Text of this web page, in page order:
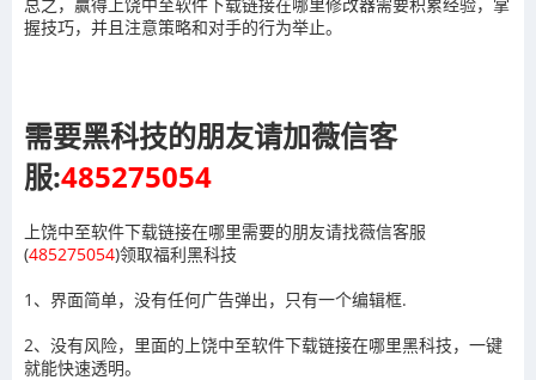
握技巧，并且注意策略和对手的行为举止。
需要黑科技的朋友请加薇信客
服:485275054
上饶中至软件下载链接在哪里需要的朋友请找薇信客服
(485275054)领取福利黑科技
1、界面简单，没有任何广告弹出，只有一个编辑框.
2、没有风险，里面的上饶中至软件下载链接在哪里黑科技，一键
就能快速透明。